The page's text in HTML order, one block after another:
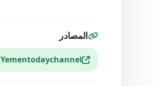
المصادر
Yementodaychannel